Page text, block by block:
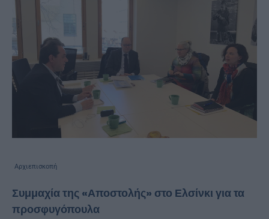
Αρχιεπισκοπή
Συμμαχία της «Αποστολής» στο Ελσίνκι για τα
προσφυγόπουλα